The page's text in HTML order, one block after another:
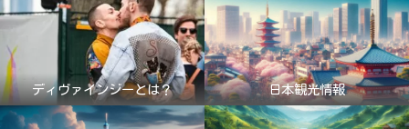
ディヴァインジーとは？ 日本観光情報